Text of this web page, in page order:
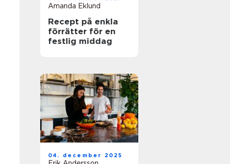
Amanda Eklund
Recept på enkla
förrätter för en
festlig middag
04. december 2025